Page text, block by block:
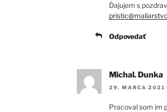
Ďajujem s
Odpovedať
Michal. Dunka
29. MARCA 2021
Pracoval som im